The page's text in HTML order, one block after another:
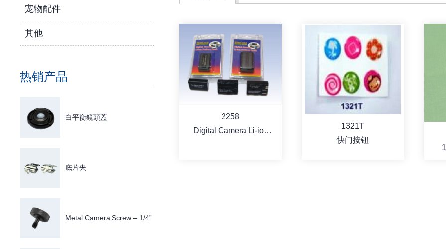
宠物配件
其他
热销产品
白平衡鏡頭蓋
底片夹
Metal Camera Screw – 1/4”
2258
Digital Camera Li-ion
1321T
快门按钮